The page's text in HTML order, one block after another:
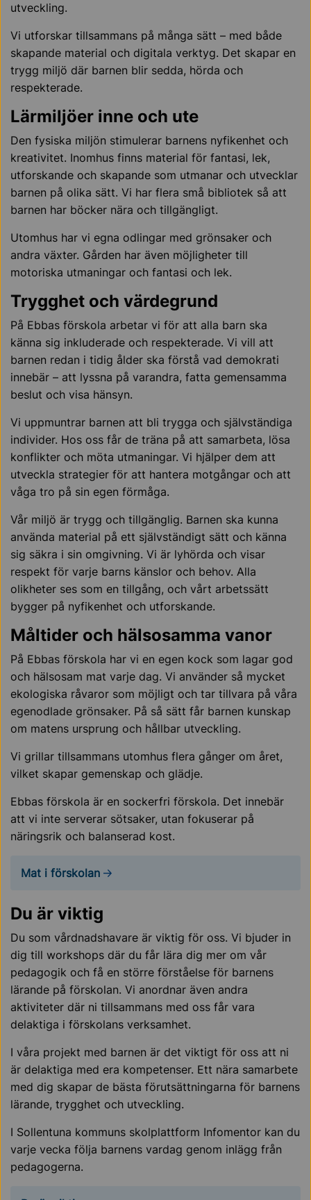
utveckling.
Vi utforskar tillsammans på många sätt – med både
skapande material och digitala verktyg. Det skapar en
trygg miljö där barnen blir sedda, hörda och
respekterade.
Lärmiljöer inne och ute
Den fysiska miljön stimulerar barnens nyfikenhet och
kreativitet. Inomhus finns material för fantasi, lek,
utforskande och skapande som utmanar och utvecklar
barnen på olika sätt. Vi har flera små bibliotek så att
barnen har böcker nära och tillgängligt.
Utomhus har vi egna odlingar med grönsaker och
andra växter. Gården har även möjligheter till
motoriska utmaningar och fantasi och lek.
Trygghet och värdegrund
På Ebbas förskola arbetar vi för att alla barn ska
känna sig inkluderade och respekterade. Vi vill att
barnen redan i tidig ålder ska förstå vad demokrati
innebär – att lyssna på varandra, fatta gemensamma
beslut och visa hänsyn.
Vi uppmuntrar barnen att bli trygga och självständiga
individer. Hos oss får de träna på att samarbeta, lösa
konflikter och möta utmaningar. Vi hjälper dem att
utveckla strategier för att hantera motgångar och att
våga tro på sin egen förmåga.
Vår miljö är trygg och tillgänglig. Barnen ska kunna
använda material på ett självständigt sätt och känna
sig säkra i sin omgivning. Vi är lyhörda och visar
respekt för varje barns känslor och behov. Alla
olikheter ses som en tillgång, och vårt arbetssätt
bygger på nyfikenhet och utforskande.
Måltider och hälsosamma vanor
På Ebbas förskola har vi en egen kock som lagar god
och hälsosam mat varje dag. Vi använder så mycket
ekologiska råvaror som möjligt och tar tillvara på våra
egenodlade grönsaker. På så sätt får barnen kunskap
om matens ursprung och hållbar utveckling.
Vi grillar tillsammans utomhus flera gånger om året,
vilket skapar gemenskap och glädje.
Ebbas förskola är en sockerfri förskola. Det innebär
att vi inte serverar sötsaker, utan fokuserar på
näringsrik och balanserad kost.
Mat i förskolan
Du är viktig
Du som vårdnadshavare är viktig för oss. Vi bjuder in
dig till workshops där du får lära dig mer om vår
pedagogik och få en större förståelse för barnens
lärande på förskolan. Vi anordnar även andra
aktiviteter där ni tillsammans med oss får vara
delaktiga i förskolans verksamhet.
I våra projekt med barnen är det viktigt för oss att ni
är delaktiga med era kompetenser. Ett nära samarbete
med dig skapar de bästa förutsättningarna för barnens
lärande, trygghet och utveckling.
I Sollentuna kommuns skolplattform Infomentor kan du
varje vecka följa barnens vardag genom inlägg från
pedagogerna.